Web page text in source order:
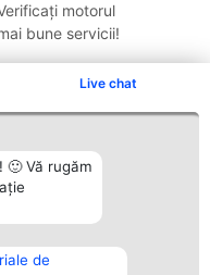
Live chat
Vă rugăm
de
motorul
bune servicii!
Contact